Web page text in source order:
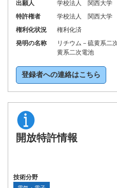
出願人
学校法人 関西大学
特許権者
学校法人 関西大学
権利化状況
権利化済
発明の名称
リチウム－硫黄系二
黄系二次電池
登録者への連絡はこちら
開放特許情報
技術分野